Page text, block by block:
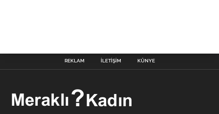
REKLAM İLETIŞIM KÜNYE